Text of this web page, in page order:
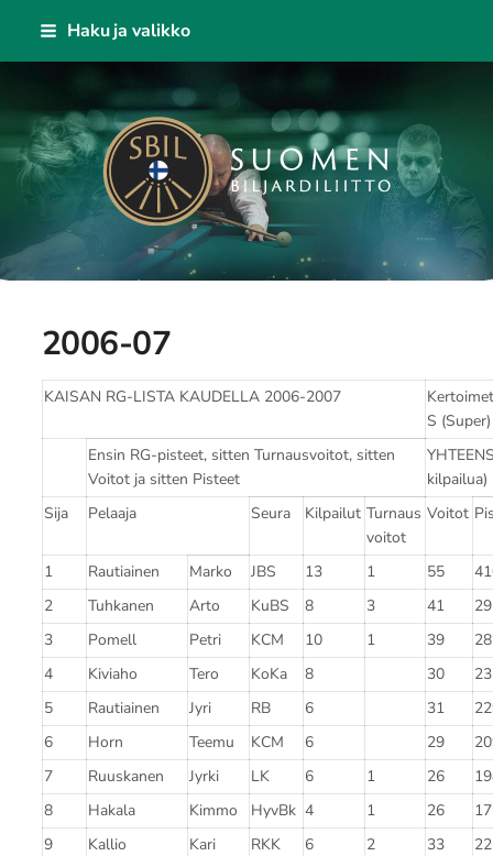
Siirry
Haku ja valikko
KAISA - Suomen Biljardiliitto ry
2006-07
KAISAN RG-LISTA KAUDELLA 2006-2007
S
Ensin RG-pisteet, sitten Turnausvoitot, sitten
Voitot ja sitten Pisteet
kilpailua)
Sija
Pelaaja Seura Kilpailut Turnaus
voitot
Voitot
1 Rautiainen Marko JBS 13 1 55
2
Tuhkanen Arto KuBS 8 3 41
3
Pomell Petri KCM 10 1 39
4
Kiviaho Tero KoKa 8 30
5
Rautiainen Jyri RB 6 31
6
Horn Teemu KCM 6 29
7
Ruuskanen Jyrki LK 6 1 26
8
Hakala Kimmo HyvBk 4 1 26
9
Kallio Kari RKK 6 2 33